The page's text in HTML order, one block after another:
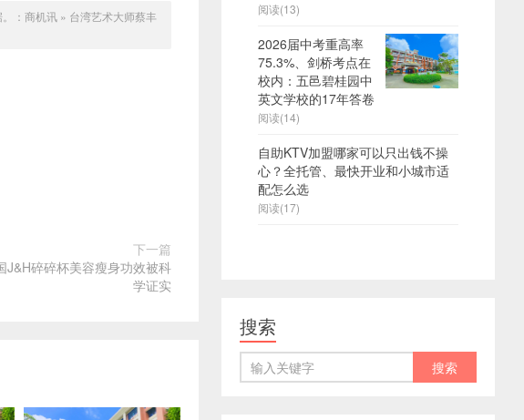
： 商机讯» 台湾艺术大师蔡丰
下一篇
J&H碎碎杯美容瘦身功效被科
学证实
阅读(13)
2026届中考重高率
75.3%、剑桥考点在
校内：五邑碧桂园中
英文学校的17年答卷
阅读(14)
自助KTV加盟哪家可以只出钱不操
心？全托管、最快开业和小城市适
配怎么选
阅读(17)
搜索